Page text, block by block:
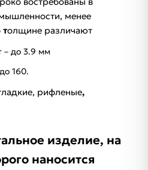
менее
толщине различают
– до 3.9 мм
160.
рифленые,
изделие, на
наносится